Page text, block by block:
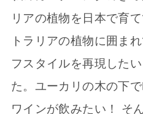
リアの植物を日本で育
トラリアの植物に囲ま
フスタイルを再現した
た。ユーカリの木の下
ワインが飲みたい！ そ